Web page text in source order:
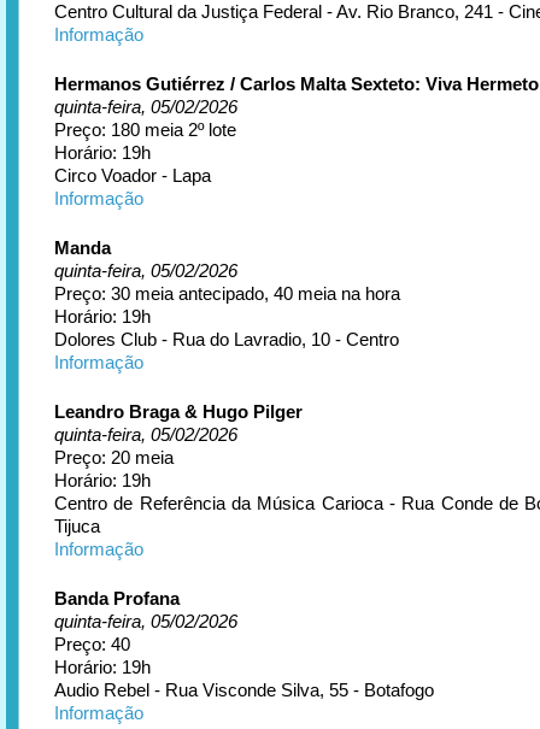
Centro Cultural da Justiça Federal - Av. Rio Branco, 241 -
Informação
Hermanos Gutiérrez / Carlos Malta Sexteto: Viva Hermeto
quinta-feira, 05/02/2026
Preço: 180 meia 2º lote
Horário: 19h
Circo Voador - Lapa
Informação
Manda
quinta-feira, 05/02/2026
Preço: 30 meia antecipado, 40 meia na hora
Horário: 19h
Dolores Club - Rua do Lavradio, 10 - Centro
Informação
Leandro Braga & Hugo Pilger
quinta-feira, 05/02/2026
Preço: 20 meia
Horário: 19h
Centro de Referência da Música Carioca - Rua Conde de
Tijuca
Informação
Banda Profana
quinta-feira, 05/02/2026
Preço: 40
Horário: 19h
Audio Rebel - Rua Visconde Silva, 55 - Botafogo
Informação